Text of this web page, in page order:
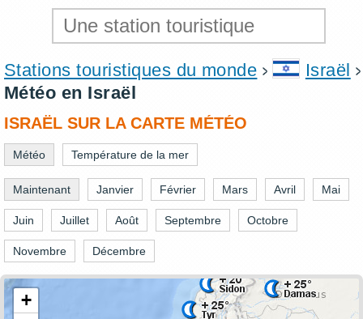
Stations touristiques du monde
Israël
Météo en Israël
ISRAËL SUR LA CARTE MÉTÉO
Météo Température de la mer
Maintenant Janvier Février Mars Avril Mai
Juin Juillet Août Septembre Octobre
Novembre Décembre
+